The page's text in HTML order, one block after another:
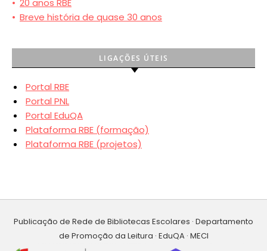
• 20 anos RBE
• Breve história de quase 30 anos
LIGAÇÕES ÚTEIS
Portal RBE
Portal PNL
Portal EduQA
Plataforma RBE (formação)
Plataforma RBE (projetos)
Publicação de Rede de Bibliotecas Escolares · Departamento
de Promoção da Leitura · EduQA · MECI